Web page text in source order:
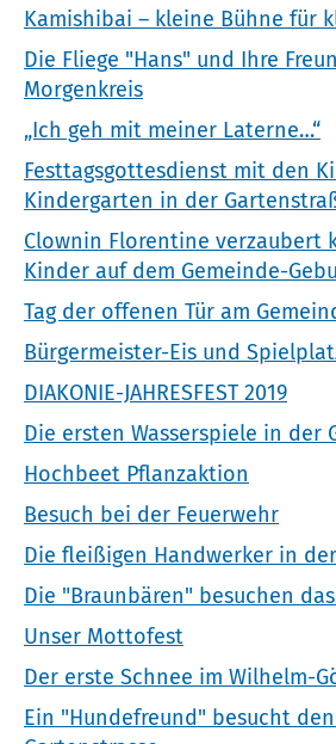
Kamishibai – kleine Bühne für
Die Fliege "Hans" und Ihre
Morgenkreis
„Ich geh mit meiner Laterne…“
Festtagsgottesdienst mit den
Kindergarten in der
Clownin Florentine verzaubert
Kinder auf dem Gemeinde-
Tag der offenen Tür am
Bürgermeister-Eis und
DIAKONIE-JAHRESFEST 2019
Die ersten Wasserspiele in der
Hochbeet Pflanzaktion
Besuch bei der Feuerwehr
Die fleißigen Handwerker in
Die "Braunbären" besuchen
Unser Mottofest
Der erste Schnee im Wilhelm-
Ein "Hundefreund" besucht